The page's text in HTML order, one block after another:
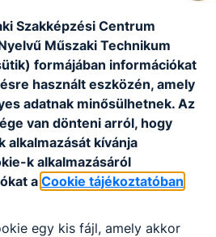
projektek
Szakképzési Centrum
Műszaki Technikum
formájában információkat
használt eszközén, amely
adatnak minősülhetnek. Az
van dönteni arról, hogy
alkalmazását kívánja
k alkalmazásáról
a Cookie tájékoztatóban
egy kis fájl, amely akkor